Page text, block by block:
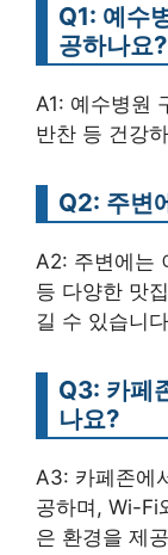
Q1: 예수
공하나요?
A1: 예수병원
반찬 등 건강
Q2: 주변
A2: 주변에는
등 다양한 맛
길 수 있습니
Q3: 카페
나요?
A3: 카페존에
공하며, Wi-Fi
은 환경을 제